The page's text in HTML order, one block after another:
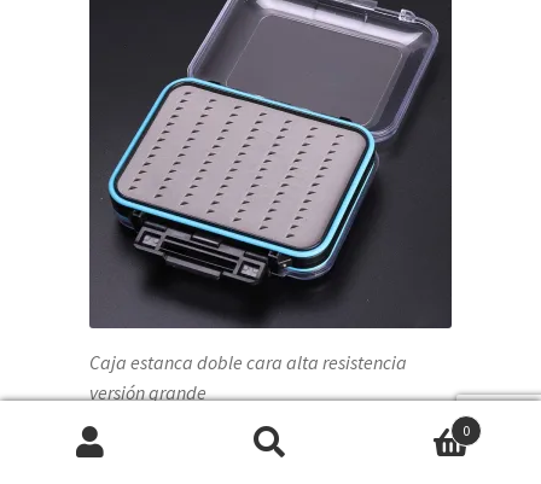
Caja estanca doble cara alta resistencia
versión grande
0